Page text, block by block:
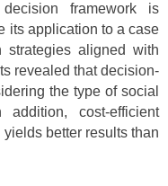
framework is
its application to a case
strategies aligned with
revealed that decision-
the type of social
cost-efficient
better results than